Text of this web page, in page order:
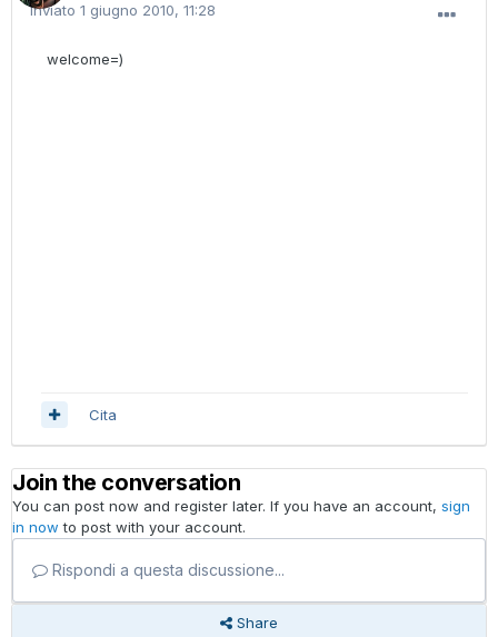
Inviato 1 giugno 2010, 11:28
welcome=)
Cita
Join the conversation
You can post now and register later. If you have an account, sign
in now to post with your account.
Rispondi a questa discussione...
Share